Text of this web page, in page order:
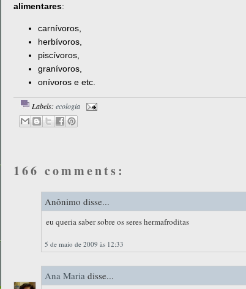
alimentares:
carnívoros,
herbívoros,
piscívoros,
granívoros,
onívoros e etc.
Labels: ecologia
166 comments:
Anônimo disse...
eu queria saber sobre os seres hermafroditas
5 de maio de 2009 às 12:33
Ana Maria disse...